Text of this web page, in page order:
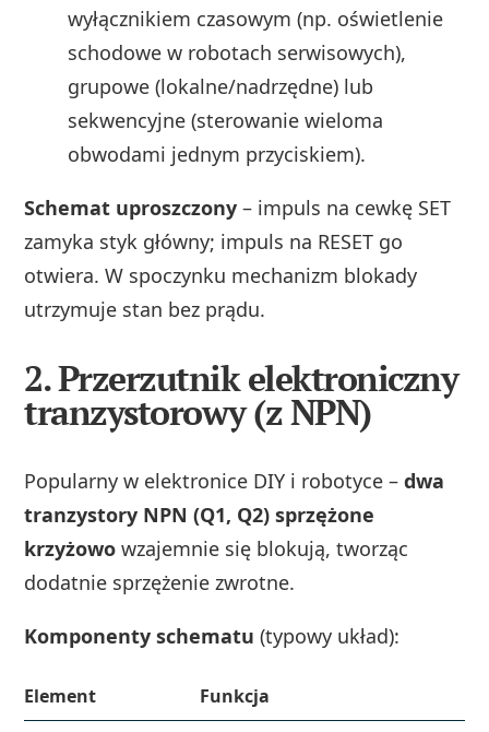
wyłącznikiem czasowym (np. oświetlenie
schodowe w robotach serwisowych),
grupowe (lokalne/nadrzędne) lub
sekwencyjne (sterowanie wieloma
obwodami jednym przyciskiem).
Schemat uproszczony – impuls na cewkę SET
zamyka styk główny; impuls na RESET go
otwiera. W spoczynku mechanizm blokady
utrzymuje stan bez prądu.
2. Przerzutnik elektroniczny
tranzystorowy (z NPN)
Popularny w elektronice DIY i robotyce –dwa
tranzystory NPN (Q1, Q2) sprzężone
krzyżowo wzajemnie się blokują, tworząc
dodatnie sprzężenie zwrotne.
Komponenty schematu (typowy układ):
Element
Funkcja